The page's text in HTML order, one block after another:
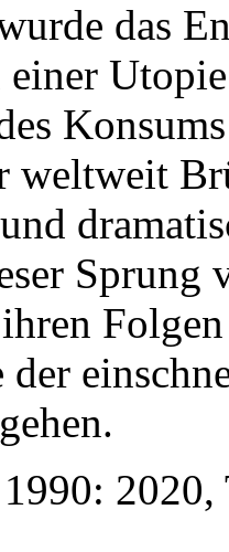
das
weltweit
Sprung
ihren
2020,